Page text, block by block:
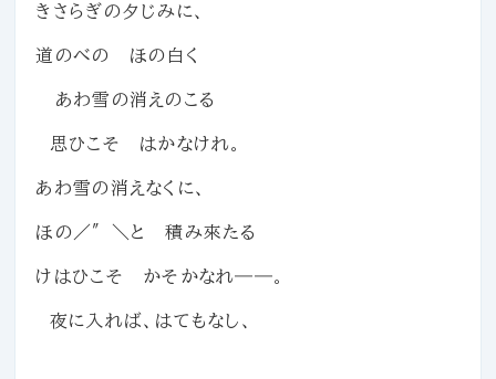
きさらぎの夕じみに、
道のべの ほの白く
あわ雪の消えのこる
思ひこそ はかなけれ。
あわ雪の消えなくに、
ほの／″＼と 積み來たる
けはひこそ かそかなれ――。
夜に入れば、はてもなし、